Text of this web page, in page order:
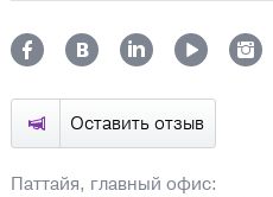
Оставить отзыв
Паттайя, главный офис: